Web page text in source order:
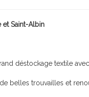
et Saint-Albin
déstockage textile
belles trouvailles et